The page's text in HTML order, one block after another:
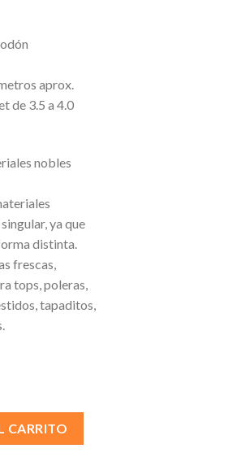
aprox.
de 3.5 a 4.0
nobles
ya que
distinta.
frescas,
tops, poleras,
tapaditos,
CARRITO